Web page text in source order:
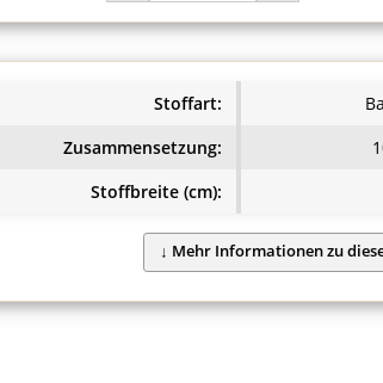
Stoffart:
Zusammensetzung:
Stoffbreite (cm):